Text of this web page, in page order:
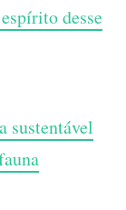
desse
sustentável